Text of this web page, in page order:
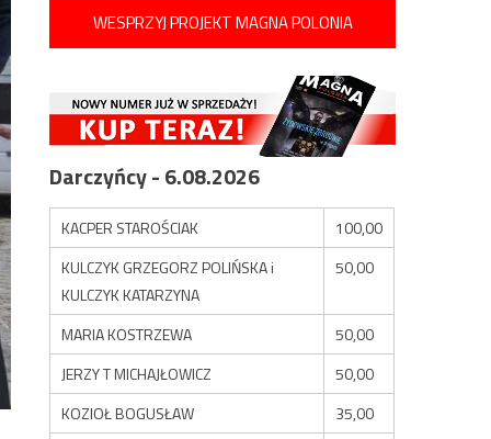
WESPRZYJ PROJEKT MAGNA POLONIA
Darczyńcy - 6.08.2026
KACPER STAROŚCIAK
100,00
KULCZYK GRZEGORZ POLIŃSKA i
KULCZYK KATARZYNA
50,00
MARIA KOSTRZEWA
50,00
JERZY T MICHAJŁOWICZ
50,00
KOZIOŁ BOGUSŁAW
35,00